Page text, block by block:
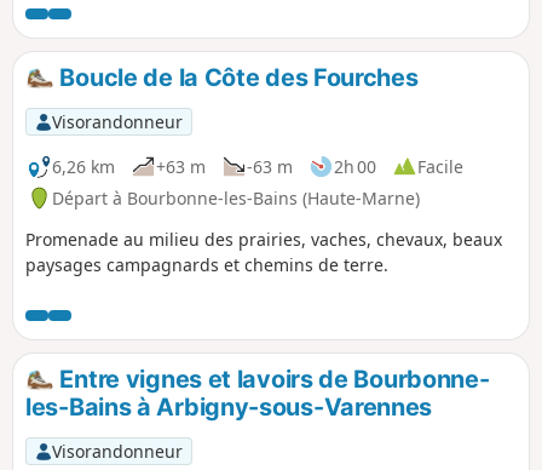
anciens chemins de vigne qui longent
des prés et des vergers. Profitez d une
belle balade sous les frondaisons qui
couvrent le Mont de Noroy. Vous y
découvrirez des vestiges de son passé
viticole et peut-être aurez-vous la
chance de voir un loriot d'Europe.
Boucle de la Côte des Fourches
Visorandonneur
6,26 km
+63 m -63 m 2h 00
Facile
Départ à Bourbonne-les-Bains (Haute-Marne)
Promenade au milieu des prairies, vaches, chevaux, beaux
paysages campagnards et chemins de terre.
Entre vignes et lavoirs de Bourbonne-
les-Bains à Arbigny-sous-Varennes
Visorandonneur